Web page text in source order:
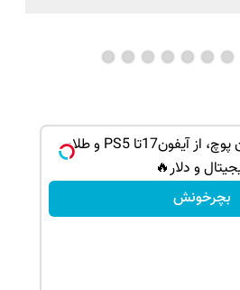
گردونه شانس بدون پوچ، از آیفون17تا PS5 و طلای
و دلار🔥
بچرخونش